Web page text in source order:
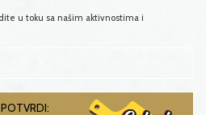
u toku sa našim aktivnostima i